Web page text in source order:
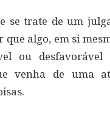
se trate de um
que algo, em si
ou desfavorável
venha de uma